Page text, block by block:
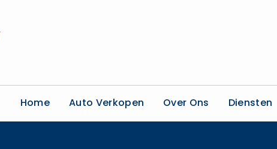
Home Auto Verkopen Over Ons Diensten